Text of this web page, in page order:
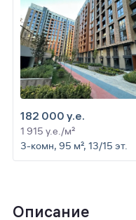
182 000 y.e.
1 915 y.e./м²
3-комн, 95 м², 13/15 эт.
Описание